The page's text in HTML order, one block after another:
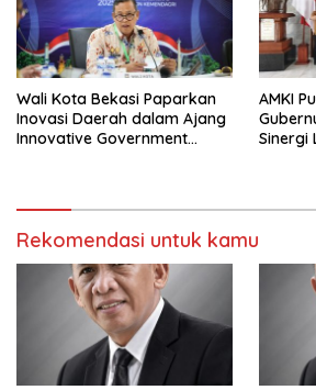
Wali Kota Bekasi Paparkan
Inovasi Daerah dalam Ajang
Innovative Government
AMKI
Sinergi
Rekomendasi untuk kamu